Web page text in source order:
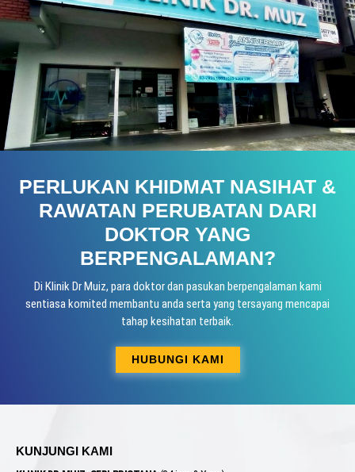
PERLUKAN KHIDMAT NASIHAT &
RAWATAN PERUBATAN DARI
DOKTOR YANG
BERPENGALAMAN?
Di Klinik Dr Muiz, para doktor dan pasukan berpengalaman kami
sentiasa komited membantu anda serta yang tersayang mencapai
tahap kesihatan terbaik.
HUBUNGI KAMI
KUNJUNGI KAMI